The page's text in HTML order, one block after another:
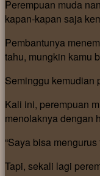
Perempuan muda
kapan-kapan saja
Pembantunya
tahu, mungkin kamu
Seminggu kemudian
Kali ini, perempuan
menolaknya dengan
“Saya bisa
Tapi, sekali lagi